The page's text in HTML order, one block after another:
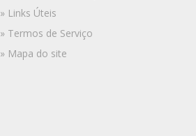
» Links Úteis
» Termos de Serviço
» Mapa do site